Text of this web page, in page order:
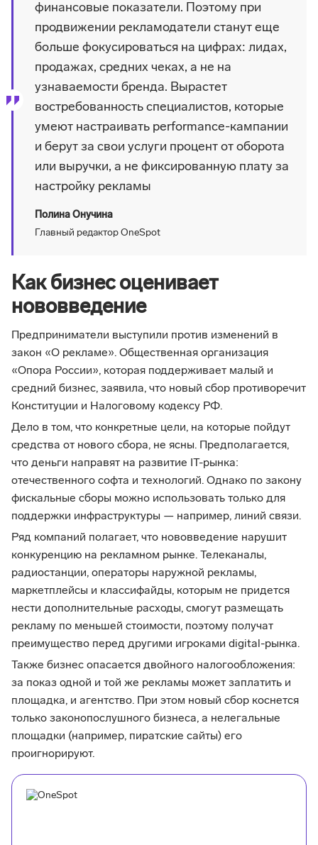
финансовые показатели. Поэтому при
продвижении рекламодатели станут еще
больше фокусироваться на цифрах: лидах,
продажах, средних чеках, а не на
узнаваемости бренда. Вырастет
востребованность специалистов, которые
умеют настраивать performance-кампании
и берут за свои услуги процент от оборота
или выручки, а не фиксированную плату за
настройку рекламы
Полина Онучина
Главный редактор OneSpot
Как бизнес оценивает
нововведение
Предприниматели выступили против изменений в
закон «О рекламе». Общественная организация
«Опора России», которая поддерживает малый и
средний бизнес, заявила, что новый сбор противоречит
Конституции и Налоговому кодексу РФ.
Дело в том, что конкретные цели, на которые пойдут
средства от нового сбора, не ясны. Предполагается,
что деньги направят на развитие IT-рынка:
отечественного софта и технологий. Однако по закону
фискальные сборы можно использовать только для
поддержки инфраструктуры — например, линий связи.
Ряд компаний полагает, что нововведение нарушит
конкуренцию на рекламном рынке. Телеканалы,
радиостанции, операторы наружной рекламы,
маркетплейсы и классифайды, которым не придется
нести дополнительные расходы, смогут размещать
рекламу по меньшей стоимости, поэтому получат
преимущество перед другими игроками digital-рынка.
Также бизнес опасается двойного налогообложения:
за показ одной и той же рекламы может заплатить и
площадка, и агентство. При этом новый сбор коснется
только законопослушного бизнеса, а нелегальные
площадки (например, пиратские сайты) его
проигнорируют.